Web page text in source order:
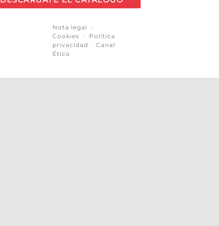
Nota legal
·
Cookies · Política
privacidad · Canal
Ético